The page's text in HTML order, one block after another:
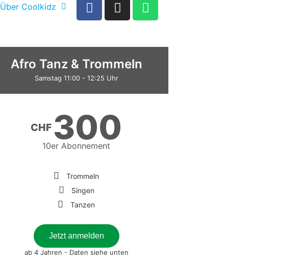
Über Coolkidz
Afro Tanz & Trommeln
Samstag 11:00 - 12:25 Uhr
CHF 300
10er Abonnement
Trommeln
Singen
Tanzen
Jetzt anmelden
ab 4 Jahren - Daten siehe unten